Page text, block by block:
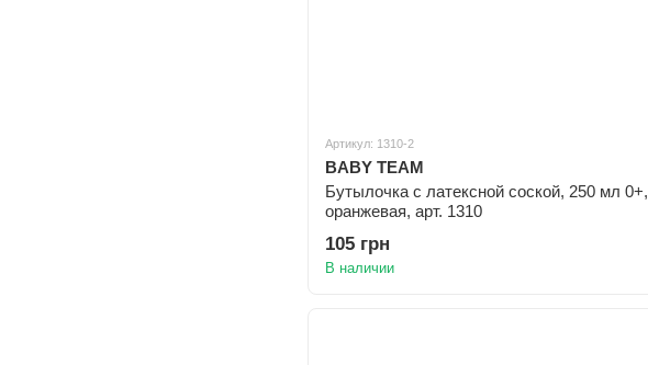
Артикул: 1310-2
BABY TEAM
Бутылочка с латексной соской, 250 мл 0+,
оранжевая, арт. 1310
105 грн
В наличии